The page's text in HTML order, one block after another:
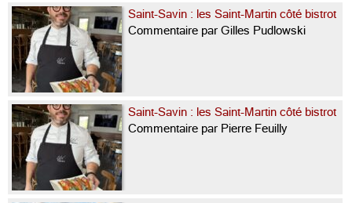
Saint-Savin : les Saint-Martin côté bistrot
Commentaire par Gilles Pudlowski
Saint-Savin : les Saint-Martin côté bistrot
Commentaire par Pierre Feuilly